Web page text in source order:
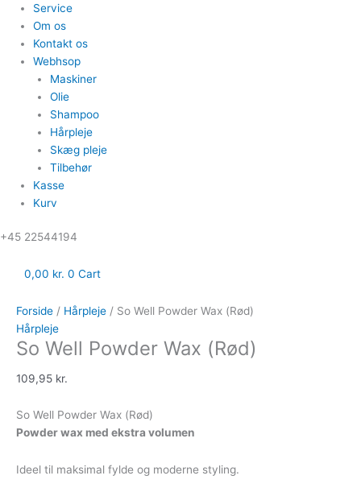
Service
Om os
Kontakt os
Webhsop
Maskiner
Olie
Shampoo
Hårpleje
Skæg pleje
Tilbehør
Kasse
Kurv
‪+45 22544194
0,00 kr. 0 Cart
Forside / Hårpleje / So Well Powder Wax (Rød)
Hårpleje
So Well Powder Wax (Rød)
109,95 kr.
So Well Powder Wax (Rød)
Powder wax med ekstra volumen
Ideel til maksimal fylde og moderne styling.